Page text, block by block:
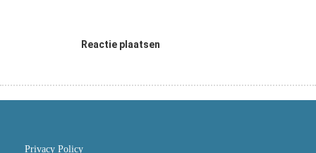
Reactie plaatsen
Privacy Policy